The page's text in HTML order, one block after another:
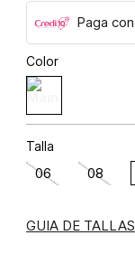
Paga con
Color
Talla
06 08
GUIA DE TALLAS